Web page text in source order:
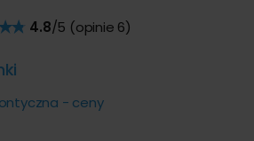
4.8/5 (opinie 6)
- ceny